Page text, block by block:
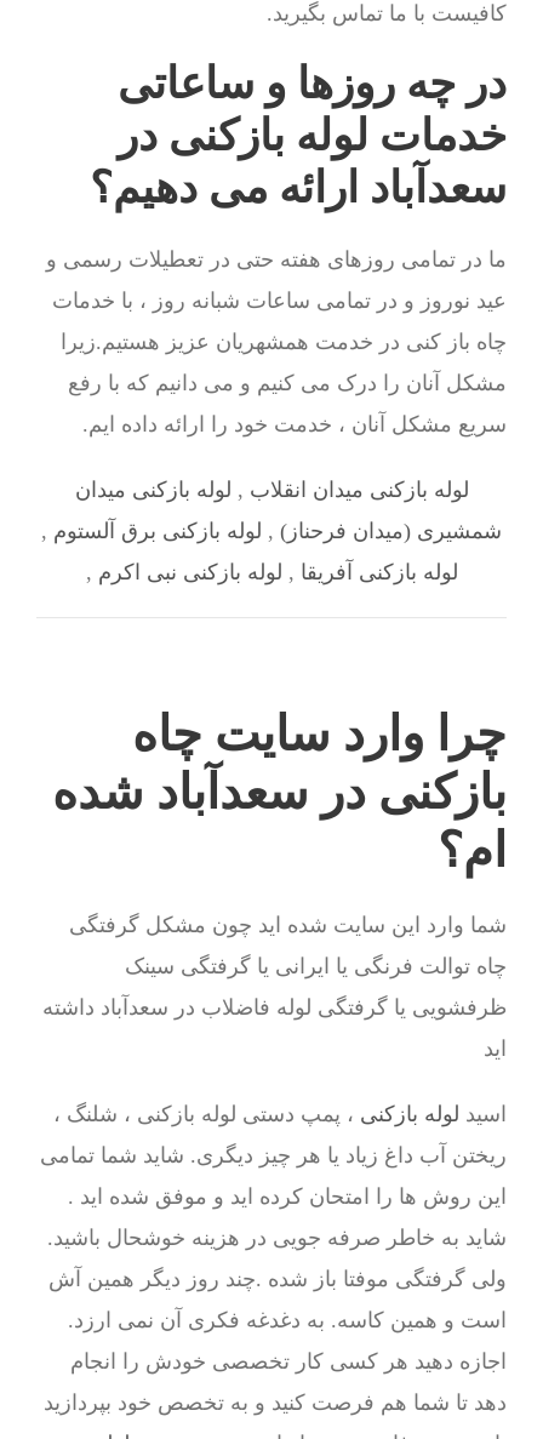
کافیست با ما تماس بگیرید.
در چه روزها و ساعاتی
خدمات لوله بازکنی در
سعدآباد ارائه می دهیم؟
ما در تمامی روزهای هفته حتی در تعطیلات رسمی و
عید نوروز و در تمامی ساعات شبانه روز ، با خدمات
چاه باز کنی در خدمت همشهریان عزیز هستیم.زیرا
مشکل آنان را درک می کنیم و می دانیم که با رفع
سریع مشکل آنان ، خدمت خود را ارائه داده ایم.
لوله بازکنی میدان انقلاب , لوله بازکنی میدان
شمشیری (میدان فرحناز) , لوله بازکنی برق آلستوم ,
لوله بازکنی آفریقا , لوله بازکنی نبی اکرم ,
چرا وارد سایت چاه
بازکنی در سعدآباد شده
ام؟
شما وارد این سایت شده اید چون مشکل گرفتگی
چاه توالت فرنگی یا ایرانی یا گرفتگی سینک
ظرفشویی یا گرفتگی لوله فاضلاب در سعدآباد داشته
اید
اسید لوله بازکنی ، پمپ دستی لوله بازکنی ، شلنگ ،
ریختن آب داغ زیاد یا هر چیز دیگری. شاید شما تمامی
این روش ها را امتحان کرده اید و موفق شده اید .
شاید به خاطر صرفه جویی در هزینه خوشحال باشید.
ولی گرفتگی موفتا باز شده .چند روز دیگر همین آش
است و همین کاسه. به دغدغه فکری آن نمی ارزد.
اجازه دهید هر کسی کار تخصصی خودش را انجام
دهد تا شما هم فرصت کنید و به تخصص خود بپردازید